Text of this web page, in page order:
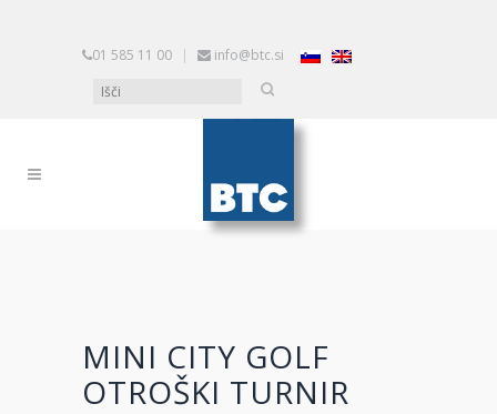
01 585 11 00 | info@btc.si
MINI CITY GOLF
OTROŠKI TURNIR